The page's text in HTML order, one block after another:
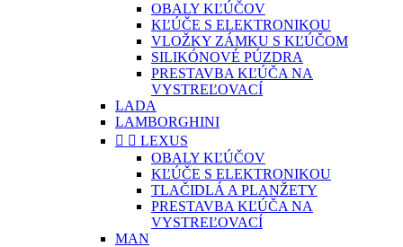
OBALY KĽÚČOV
KĽÚČE S ELEKTRONIKOU
VLOŽKY ZÁMKU S KĽÚČOM
SILIKÓNOVÉ PÚZDRA
PRESTAVBA KĽÚČA NA
VYSTREĽOVACÍ
LADA
LAMBORGHINI
  LEXUS
OBALY KĽÚČOV
KĽÚČE S ELEKTRONIKOU
TLAČIDLÁ A PLANŽETY
PRESTAVBA KĽÚČA NA
VYSTREĽOVACÍ
MAN